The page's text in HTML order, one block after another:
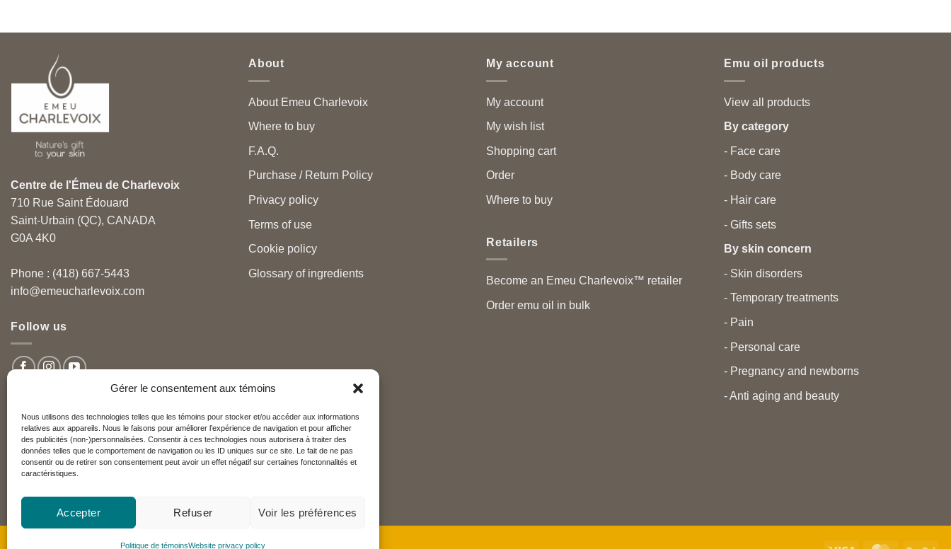
Gérer le consentement aux témoins
Nous utilisons des technologies telles que les témoins pour stocker et/ou accéder aux informations
relatives aux appareils. Nous le faisons pour améliorer l’expérience de navigation et pour afficher
des publicités (non-)personnalisées. Consentir à ces technologies nous autorisera à traiter des
données telles que le comportement de navigation ou les ID uniques sur ce site. Le fait de ne pas
consentir ou de retirer son consentement peut avoir un effet négatif sur certaines fonctonnalités et
caractéristiques.
Accepter Refuser Voir les préférences
Politique de témoinsWebsite privacy policy
Centre de l'Émeu de Charlevoix
710 Rue Saint Édouard
Saint-Urbain (QC), CANADA
G0A 4K0
Phone : (418) 667-5443
info@emeucharlevoix.com
Follow us
About
About Emeu Charlevoix
Where to buy
F.A.Q.
Purchase / Return Policy
Privacy policy
Terms of use
Cookie policy
Glossary of ingredients
My account
My account
My wish list
Shopping cart
Order
Where to buy
Retailers
Become an Emeu Charlevoix™ retailer
Order emu oil in bulk
Emu oil products
View all products
By category
- Face care
- Body care
- Hair care
- Gifts sets
By skin concern
- Skin disorders
- Temporary treatments
- Pain
- Personal care
- Pregnancy and newborns
- Anti aging and beauty
Nos partenaires
Emeu Charlevoix™